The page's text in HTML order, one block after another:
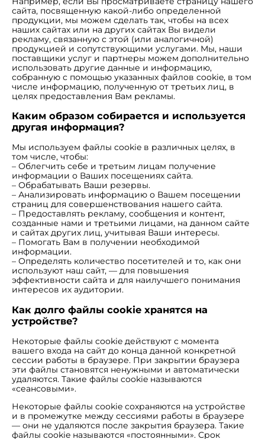
сайта, посвященную какой-либо определенной
продукции, мы можем сделать так, чтобы на всех
наших сайтах или на других сайтах Вы видели
рекламу, связанную с этой (или аналогичной)
продукцией и сопутствующими услугами. Мы, наши
поставщики услуг и партнеры можем дополнительно
использовать другие данные и информацию,
собранную с помощью указанных файлов cookie, в том
числе информацию, полученную от третьих лиц, в
целях предоставления Вам рекламы.
Каким образом собирается и используется
другая информация?
Мы используем файлы cookie в различных целях, в
том числе, чтобы:
– Облегчить себе и третьим лицам получение
информации о Ваших посещениях сайта.
– Обрабатывать Ваши резервы.
– Анализировать информацию о Вашем посещении
страниц для совершенствования нашего сайта.
– Предоставлять рекламу, сообщения и контент,
созданные нами и третьими лицами, на данном сайте
и сайтах других лиц, учитывая Ваши интересы.
– Помогать Вам в получении необходимой
информации.
– Определять количество посетителей и то, как они
используют наш сайт, — для повышения
эффективности сайта и для наилучшего понимания
интересов их аудитории.
Как долго файлы cookie хранятся на
устройстве?
Некоторые файлы cookie действуют с момента
вашего входа на сайт до конца данной конкретной
сессии работы в браузере. При закрытии браузера
эти файлы становятся ненужными и автоматически
удаляются. Такие файлы cookie называются
«сеансовыми».
Некоторые файлы cookie сохраняются на устройстве
и в промежутке между сессиями работы в браузере
— они не удаляются после закрытия браузера. Такие
файлы cookie называются «постоянными». Срок